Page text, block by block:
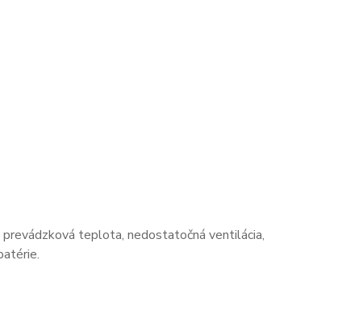
teplota, nedostatočná ventilácia,